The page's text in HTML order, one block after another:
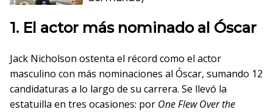
1. El actor más nominado al Óscar
Jack Nicholson ostenta el récord como el actor
masculino con más nominaciones al Óscar, sumando 12
candidaturas a lo largo de su carrera. Se llevó la
estatuilla en tres ocasiones: por One Flew Over the